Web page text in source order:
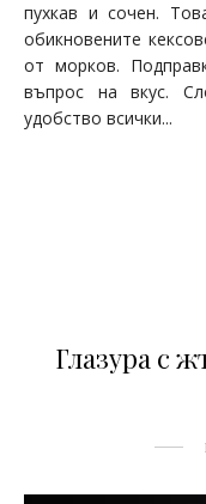
пухкав и сочен.
обикновените
от морков.
въпрос на вкус.
удобство всички...
Глазура с